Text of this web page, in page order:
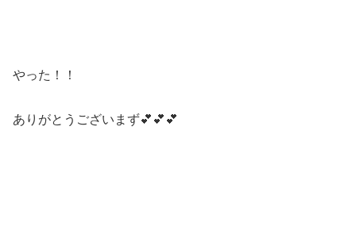
やった！！
ありがとうございまず💕💕💕